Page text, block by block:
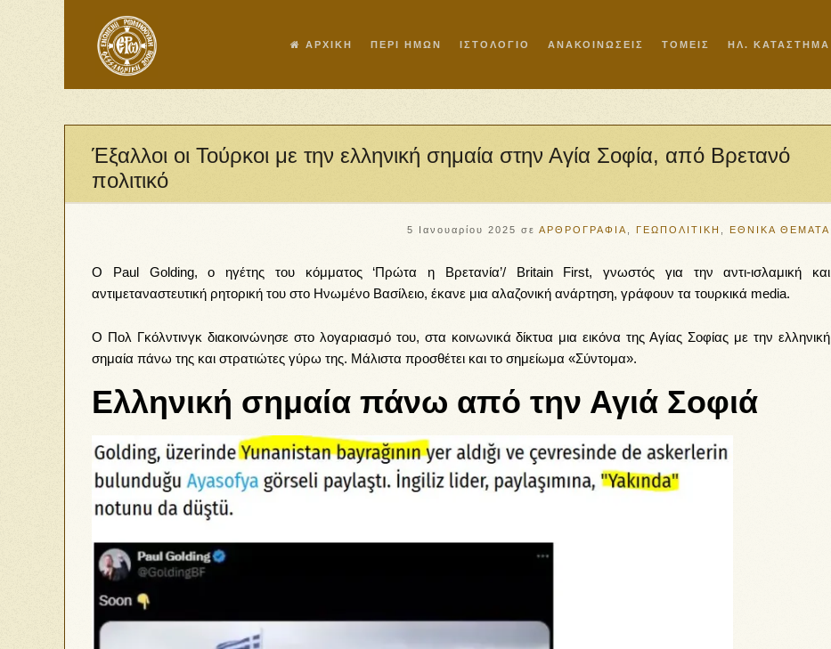
ΑΡΧΙΚΗ ΠΕΡΙ ΗΜΩΝ ΙΣΤΟΛΟΓΙΟ ΑΝΑΚΟΙΝΩΣΕΙΣ ΤΟΜΕΙΣ ΗΛ. ΚΑΤΑΣΤΗΜΑ
Έξαλλοι οι Τούρκοι με την ελληνική σημαία στην Αγία Σοφία, από Βρετανό
πολιτικό
5 Ιανουαρίου 2025 σε ΑΡΘΡΟΓΡΑΦΙΑ ΓΕΩΠΟΛΙΤΙΚΗ ΕΘΝΙΚΑ ΘΕΜΑΤΑ
Ο Paul Golding, ο ηγέτης του κόμματος ‘Πρώτα η Βρετανία’/ Britain First, γνωστός για την αντι-ισλαμική και
αντιμεταναστευτική ρητορική του στο Ηνωμένο Βασίλειο, έκανε μια αλαζονική ανάρτηση, γράφουν τα τουρκικά media.
Ο Πολ Γκόλντινγκ διακοινώνησε στο λογαριασμό του, στα κοινωνικά δίκτυα μια εικόνα της Αγίας Σοφίας με την ελληνική
σημαία πάνω της και στρατιώτες γύρω της. Μάλιστα προσθέτει και το σημείωμα «Σύντομα».
Ελληνική σημαία πάνω από την Αγιά Σοφιά